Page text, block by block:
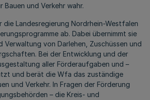
Bauen und Verkehr wahr.
Landesregierung Nordrhein-Westfalen
ab. Dabei übernimmt sie
Verwaltung von Darlehen, Zuschüssen und
Bei der Entwicklung und der
aller Förderaufgaben und –
und berät die Wfa das zuständige
und Verkehr. In Fragen der Förderung
– die Kreis- und